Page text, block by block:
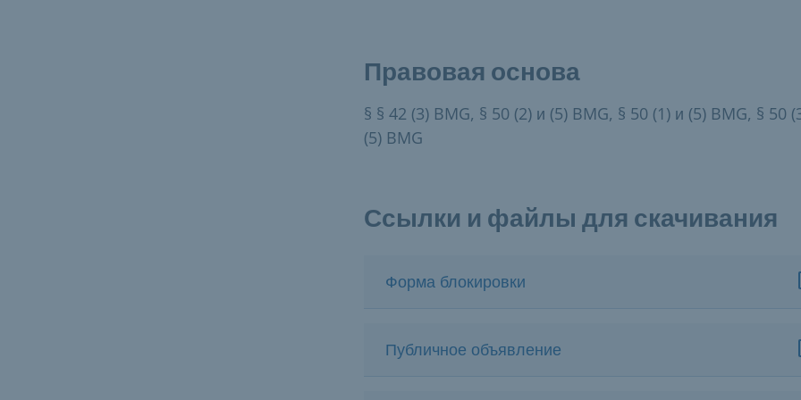
Правовая основа
§ § 42 (3) BMG, § 50 (2) и (5) BMG, § 50 (1) и (5) BMG, § 50
(5) BMG
Ссылки и файлы для скачивания
Форма блокировки
Публичное объявление